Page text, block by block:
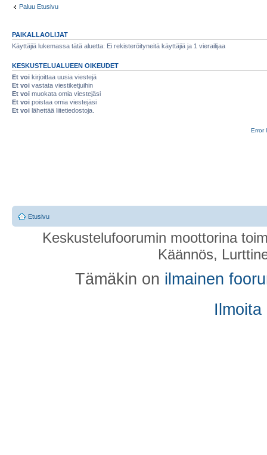
Paluu Etusivu
PAIKALLAOLIJAT
Käyttäjiä lukemassa tätä aluetta: Ei rekisteröityneitä käyttäjiä ja 1 vierailijaa
KESKUSTELUALUEEN OIKEUDET
Et voi kirjoittaa uusia viestejä
Et voi vastata viestiketjuihin
Et voi muokata omia viestejäsi
Et voi poistaa omia viestejäsi
Et voi lähettää liitetiedostoja.
Error
Etusivu
Keskustelufoorumin moottorina
Käännös,
Tämäkin on ilmainen